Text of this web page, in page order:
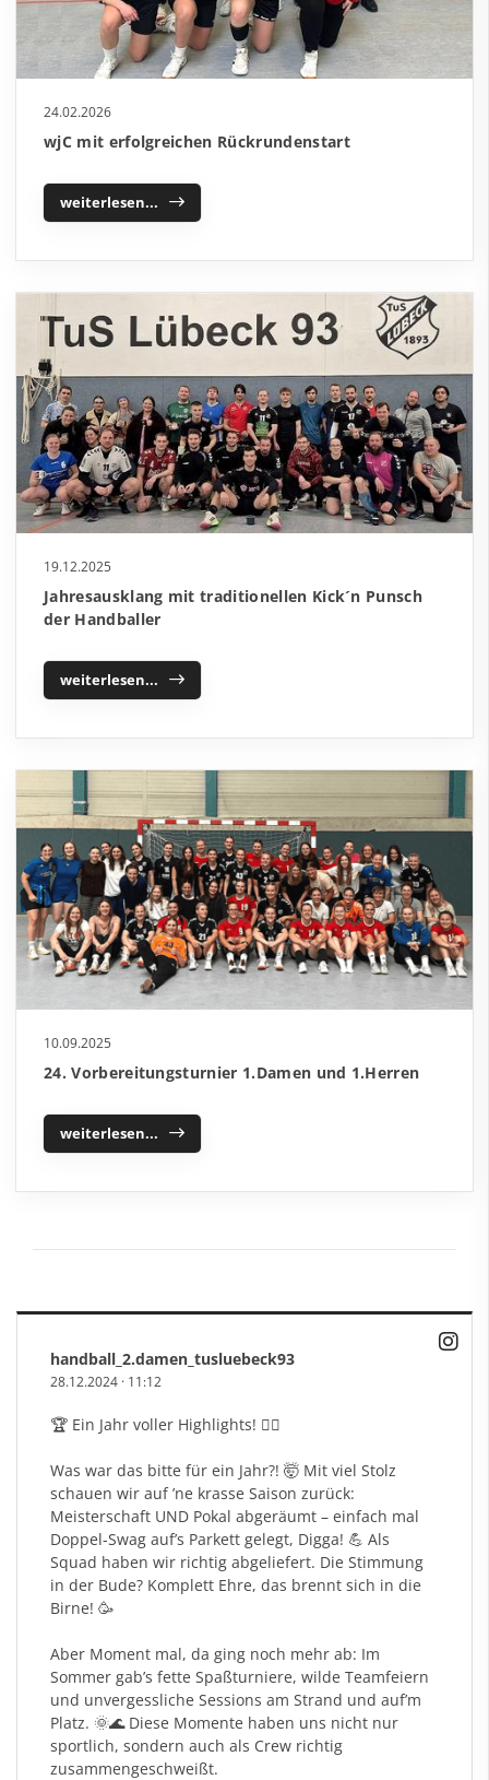
24.02.2026
wjC mit erfolgreichen Rückrundenstart
weiterlesen...
19.12.2025
Jahresausklang mit traditionellen Kick´n Punsch
der Handballer
weiterlesen...
10.09.2025
24. Vorbereitungsturnier 1.Damen und 1.Herren
weiterlesen...
handball_2.damen_tusluebeck93
28.12.2024 · 11:12
🏆 Ein Jahr voller Highlights! 🤾‍♀️
Was war das bitte für ein Jahr?! 🤯 Mit viel Stolz
schauen wir auf ’ne krasse Saison zurück:
Meisterschaft UND Pokal abgeräumt – einfach mal
Doppel-Swag auf’s Parkett gelegt, Digga! 💪 Als
Squad haben wir richtig abgeliefert. Die Stimmung
in der Bude? Komplett Ehre, das brennt sich in die
Birne! 🥳
Aber Moment mal, da ging noch mehr ab: Im
Sommer gab’s fette Spaßturniere, wilde Teamfeiern
und unvergessliche Sessions am Strand und auf’m
Platz. 🌞🌊 Diese Momente haben uns nicht nur
sportlich, sondern auch als Crew richtig
zusammengeschweißt.